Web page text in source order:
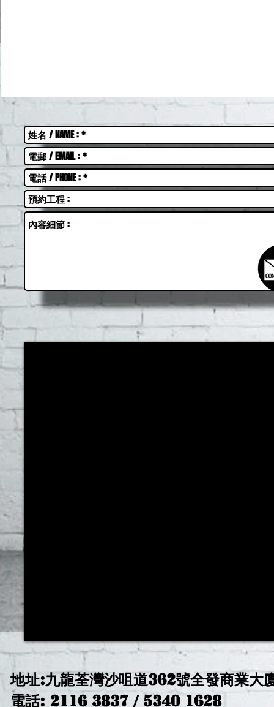
地址:九龍荃灣沙咀道362號全發商業大
電話: 2116 3837 / 5340 1628